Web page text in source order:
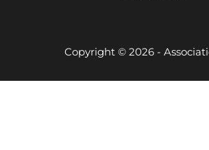
Copyright © 2026 -